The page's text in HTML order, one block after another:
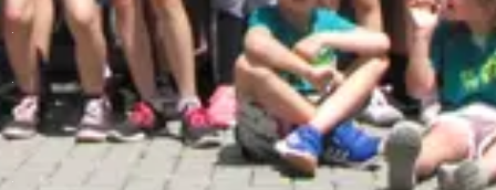
.
.
.
.